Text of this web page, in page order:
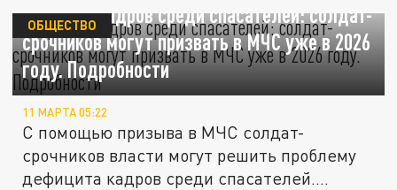
Дефицит кадров среди спасателей: солдат-
срочников могут призвать в МЧС уже в 2026
году. Подробности
ОБЩЕСТВО
11 МАРТА 05:22
С помощью призыва в МЧС солдат-
срочников власти могут решить проблему
дефицита кадров среди спасателей.